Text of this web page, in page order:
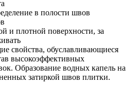
в полости швов
и плотной поверхности, за
свойства, обуславливающиеся
высокоэффективных
Образование водных капель на
затиркой швов плитки.